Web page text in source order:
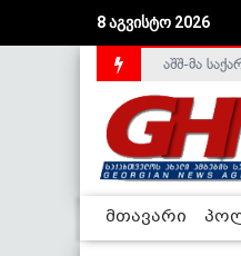
8 აგვისტო 2026
აშშ-მა
მთავარი